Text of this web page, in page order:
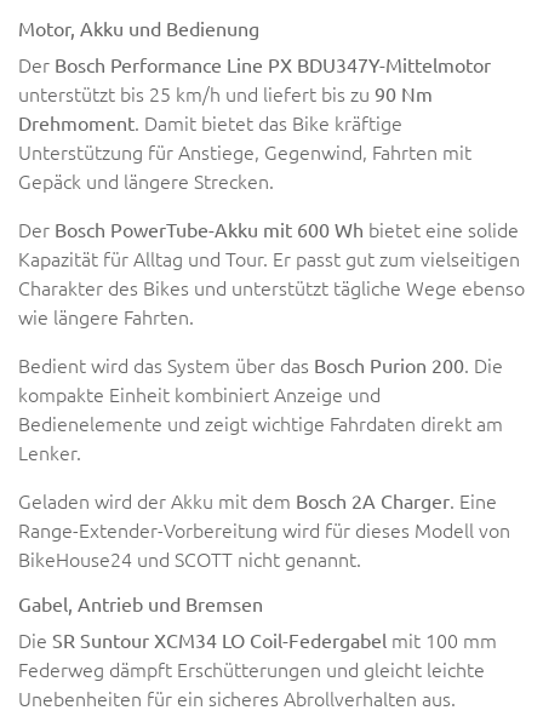
Motor, Akku und Bedienung
Der Bosch Performance Line PX BDU347Y-Mittelmotor
unterstützt bis 25 km/h und liefert bis zu 90 Nm
Drehmoment. Damit bietet das Bike kräftige
Unterstützung für Anstiege, Gegenwind, Fahrten mit
Gepäck und längere Strecken.
Der Bosch PowerTube-Akku mit 600 Wh bietet eine solide
Kapazität für Alltag und Tour. Er passt gut zum vielseitigen
Charakter des Bikes und unterstützt tägliche Wege ebenso
wie längere Fahrten.
Bedient wird das System über das Bosch Purion 200. Die
kompakte Einheit kombiniert Anzeige und
Bedienelemente und zeigt wichtige Fahrdaten direkt am
Lenker.
Geladen wird der Akku mit dem Bosch 2A Charger. Eine
Range-Extender-Vorbereitung wird für dieses Modell von
BikeHouse24 und SCOTT nicht genannt.
Gabel, Antrieb und Bremsen
Die SR Suntour XCM34 LO Coil-Federgabel mit 100 mm
Federweg dämpft Erschütterungen und gleicht leichte
Unebenheiten für ein sicheres Abrollverhalten aus.